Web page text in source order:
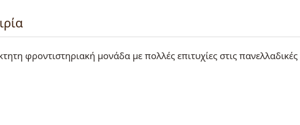
φροντιστηριακή μονάδα με πολλές επιτυχίες στις πανελλαδικές